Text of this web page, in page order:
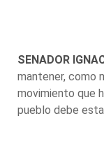
SENADOR
mantener, como
movimiento que
pueblo debe